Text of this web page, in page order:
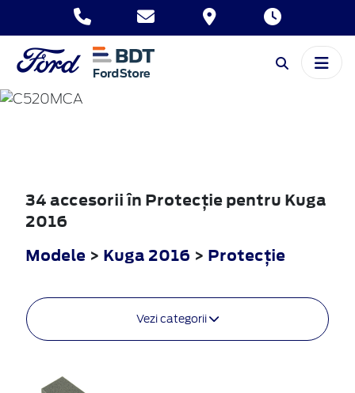
KUGA
34 accesorii în Protecţie pentru Kuga
2016
Modele > Kuga 2016 > Protecţie
Vezi categorii